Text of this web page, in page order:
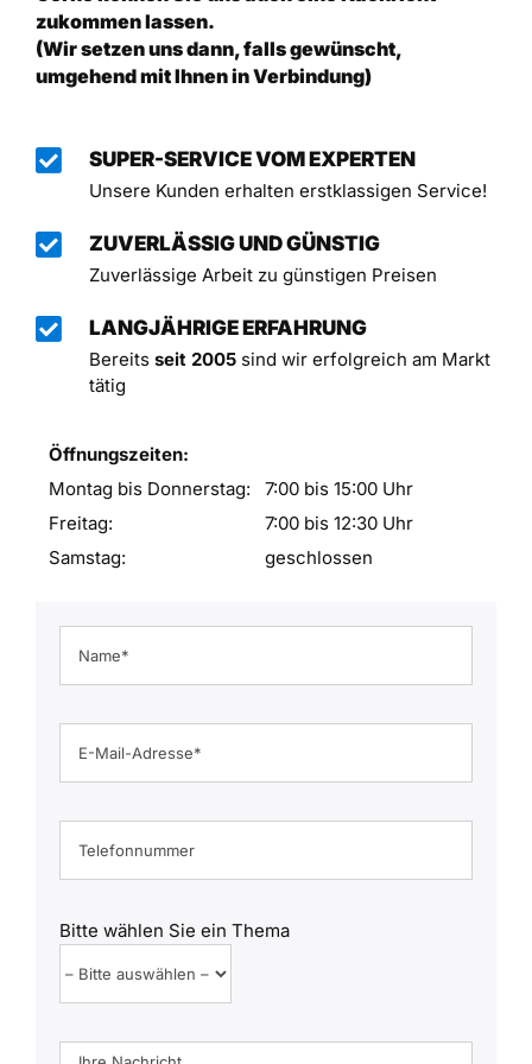
Bitte wählen Sie ein Thema
zukommen lassen.
(Wir setzen uns dann, falls gewünscht,
umgehend mit Ihnen in Verbindung)
SUPER-SERVICE VOM EXPERTEN
Unsere Kunden erhalten erstklassigen Service!
ZUVERLÄSSIG UND GÜNSTIG
Zuverlässige Arbeit zu günstigen Preisen
LANGJÄHRIGE ERFAHRUNG
Bereits seit 2005 sind wir erfolgreich am Markt
tätig
Öffnungszeiten:
Montag bis Donnerstag:
7:00 bis 15:00 Uhr
Freitag:
7:00 bis 12:30 Uhr
Samstag:
geschlossen